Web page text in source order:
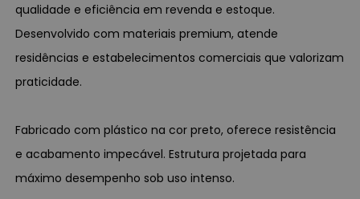
qualidade e eficiência em revenda e estoque.
Desenvolvido com materiais premium, atende
residências e estabelecimentos comerciais que valorizam
praticidade.
Fabricado com plástico na cor preto, oferece resistência
e acabamento impecável. Estrutura projetada para
máximo desempenho sob uso intenso.